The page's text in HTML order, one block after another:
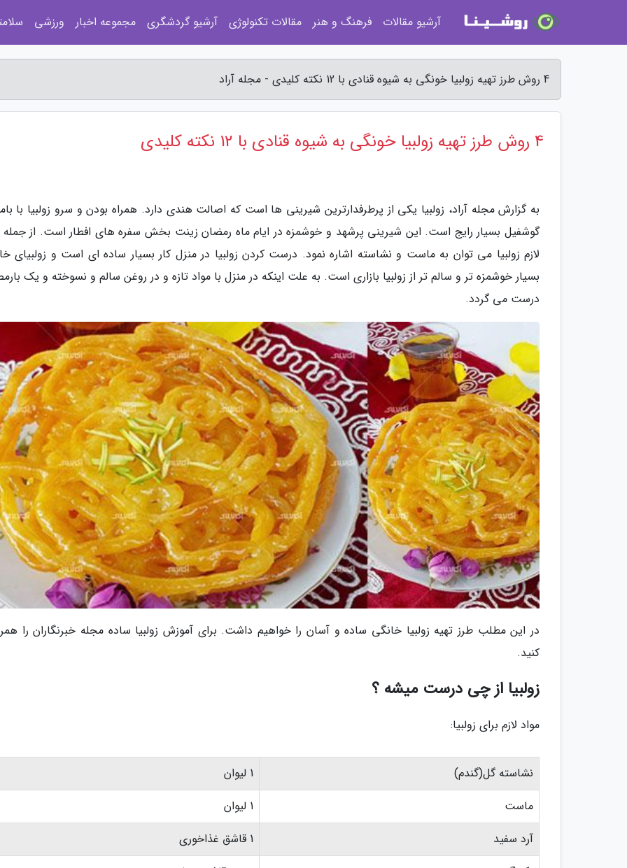
4 روش طرز تهیه زولبیا خونگی به شیوه قنادی با 12 نکته کلیدی - مجله آراد
4 روش طرز تهیه زولبیا خونگی به شیوه قنادی با 12 نکته کلیدی
به گزارش مجله آراد، زولبیا یکی از پرطرفدارترین شیرینی ها است که اصالت هندی دارد. همراه بودن و سرو زولبیا با
گوشفیل بسیار رایج است. این شیرینی پرشهد و خوشمزه در ایام ماه رمضان زینت بخش سفره های افطار است. از جمله
لازم زولبیا می توان به ماست و نشاسته اشاره نمود. درست کردن زولبیا در منزل کار بسیار ساده ای است و زولبیای
بسیار خوشمزه تر و سالم تر از زولبیا بازاری است. به علت اینکه در منزل با مواد تازه و در روغن سالم و نسوخته و یک
درست می گردد.
در این مطلب طرز تهیه زولبیا خانگی ساده و آسان را خواهیم داشت. برای آموزش زولبیا ساده مجله خبرنگاران را
کنید.
زولبیا از چی درست میشه ؟
مواد لازم برای زولبیا:
نشاسته گل(گندم)
1 لیوان
ماست
1 لیوان
آرد سفید
1 قاشق غذاخوری
آرشیو مقالات فرهنگ و هنر مقالات تکنولوژی آرشیو گردشگری مجموعه اخبار ورزشی